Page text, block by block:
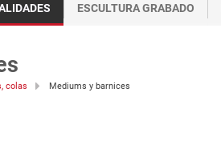
ESCULTURA GRABADO
colas Mediums y barnices